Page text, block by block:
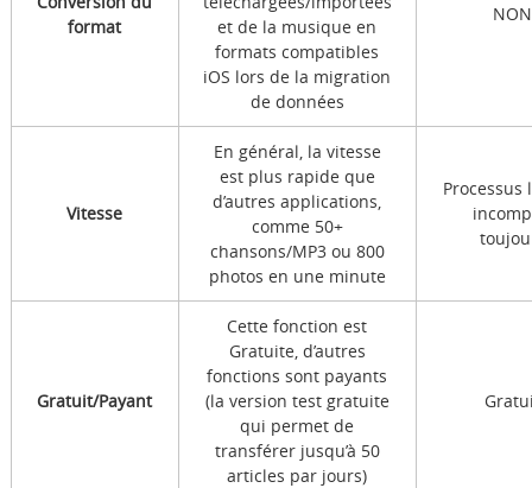
format
et de la musique en
formats compatibles
iOS lors de la migration
de données
NON
Vitesse
En général, la vitesse
est plus rapide que
d’autres applications,
comme 50+
chansons/MP3 ou 800
photos en une minute
Processus
Gratuit/Payant
Cette fonction est
Gratuite, d’autres
fonctions sont payants
(la version test gratuite
qui permet de
transférer jusqu’à 50
articles par jours)